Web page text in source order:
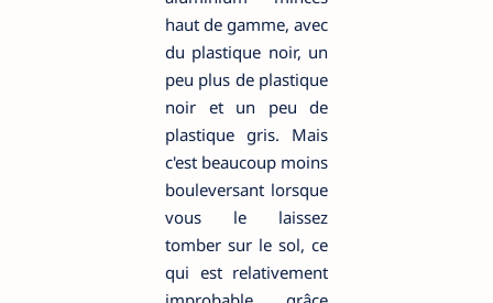
haut de gamme, avec
du plastique noir, un
peu plus de plastique
noir et un peu de
plastique gris. Mais
c'est beaucoup moins
bouleversant lorsque
vous le laissez
tomber sur le sol, ce
qui est relativement